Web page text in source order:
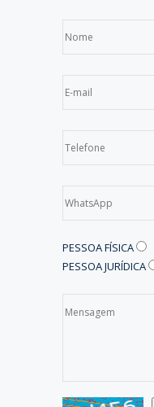
PESSOA FÍSICA
PESSOA JURÍDICA